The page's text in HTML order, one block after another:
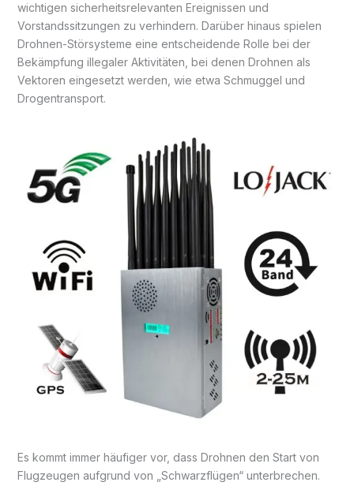
wichtigen sicherheitsrelevanten Ereignissen und
Vorstandssitzungen zu verhindern. Darüber hinaus spielen
Drohnen-Störsysteme eine entscheidende Rolle bei der
Bekämpfung illegaler Aktivitäten, bei denen Drohnen als
Vektoren eingesetzt werden, wie etwa Schmuggel und
Drogentransport.
Es kommt immer häufiger vor, dass Drohnen den Start von
Flugzeugen aufgrund von „Schwarzflügen“ unterbrechen.